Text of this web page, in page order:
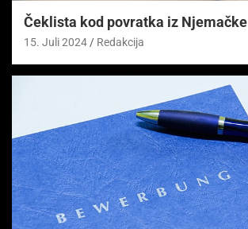
Čeklista kod povratka iz Njemačke
15. Juli 2024 Redakcija